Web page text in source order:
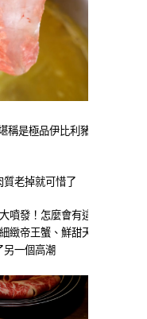
稱是極品伊比利豬
質老掉就可惜了
噴發！怎麼會有這
緻帝王蟹、鮮甜天
另一個高潮